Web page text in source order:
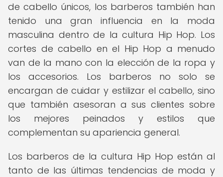
de cabello únicos, los barberos también han
tenido una gran influencia en la moda
masculina dentro de la cultura Hip Hop. Los
cortes de cabello en el Hip Hop a menudo
van de la mano con la elección de la ropa y
los accesorios. Los barberos no solo se
encargan de cuidar y estilizar el cabello, sino
que también asesoran a sus clientes sobre
los mejores peinados y estilos que
complementan su apariencia general.
Los barberos de la cultura Hip Hop están al
tanto de las últimas tendencias de moda y